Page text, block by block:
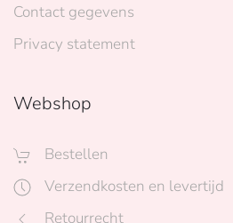
Contact gegevens
Privacy statement
Webshop
Bestellen
Verzendkosten en levertijd
Retourrecht